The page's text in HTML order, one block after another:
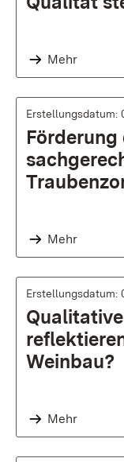
Mehr
Erstellungsdatum:
Mehr
Erstellungsdatum:
Weinbau?
Mehr